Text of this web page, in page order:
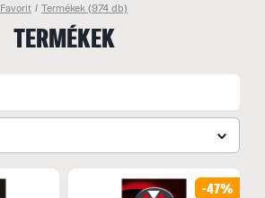
Favorit / Termékek (974 db)
TERMÉKEK
-47%